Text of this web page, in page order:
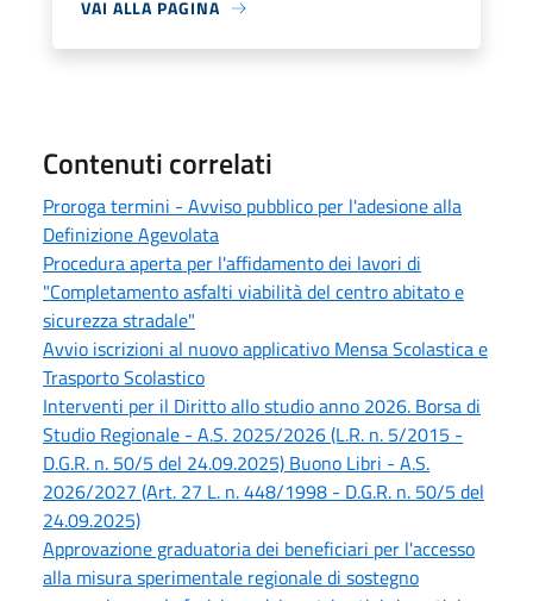
VAI ALLA PAGINA
Contenuti correlati
Proroga termini - Avviso pubblico per l'adesione alla
Definizione Agevolata
Procedura aperta per l'affidamento dei lavori di
"Completamento asfalti viabilità del centro abitato e
sicurezza stradale"
Avvio iscrizioni al nuovo applicativo Mensa Scolastica e
Trasporto Scolastico
Interventi per il Diritto allo studio anno 2026. Borsa di
Studio Regionale - A.S. 2025/2026 (L.R. n. 5/2015 -
D.G.R. n. 50/5 del 24.09.2025) Buono Libri - A.S.
2026/2027 (Art. 27 L. n. 448/1998 - D.G.R. n. 50/5 del
24.09.2025)
Approvazione graduatoria dei beneficiari per l'accesso
alla misura sperimentale regionale di sostegno